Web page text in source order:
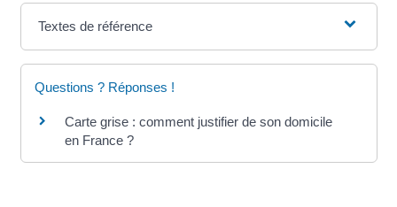
Textes de référence
Questions ? Réponses !
Carte grise : comment justifier de son domicile
en France ?